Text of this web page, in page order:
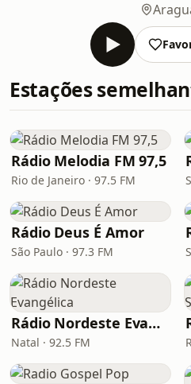
Estações
Rádio Melodia FM 97,5
Rio de Janeiro · 97.5 FM
Rádio Deus É Amor
São Paulo · 97.3 FM
Rádio Nordeste Evangélica
Natal · 92.5 FM